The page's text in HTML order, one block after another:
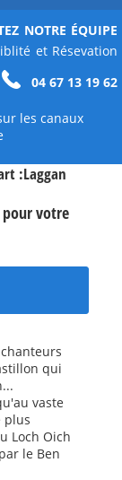
NOTRE ÉQUIPE
et Résevation
04 67 13 19 62
les canaux
:Laggan
pour votre
qui
vaste
plus
Loch Oich
le Ben